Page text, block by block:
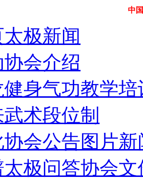
中
太极新闻
协会介绍
健身气功教学培
武术段位制
协会公告图片新
太极问答协会文